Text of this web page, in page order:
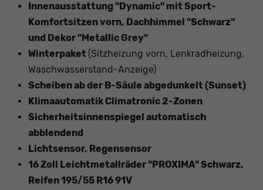
Innenausstattung "Dynamic" mit Sport-
Komfortsitzen vorn, Dachhimmel "Schwarz"
und Dekor "Metallic Grey"
Winterpaket (Sitzheizung vorn, Lenkradheizung,
Waschwasserstand-Anzeige)
Scheiben ab der B-Säule abgedunkelt (Sunset)
Klimaautomatik Climatronic 2-Zonen
Sicherheitsinnenspiegel automatisch
abblendend
Lichtsensor, Regensensor
16 Zoll Leichtmetallräder "PROXIMA" Schwarz,
Reifen 195/55 R16 91V